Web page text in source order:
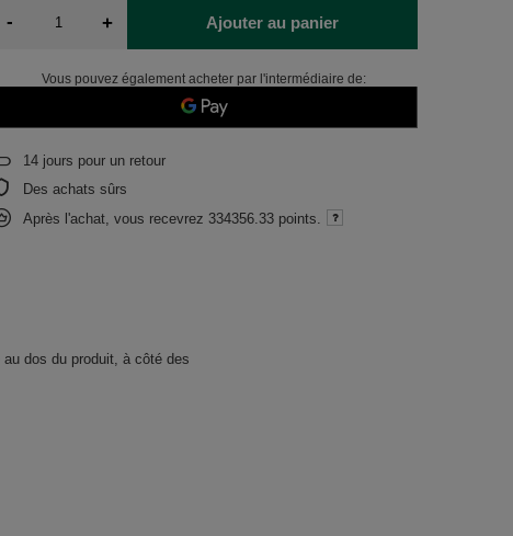
- + Ajouter au panier
Vous pouvez également acheter par l'intermédiaire de:
14 jours pour un retour
Des achats sûrs
Après l'achat, vous recevrez 334356.33 points.
dos du produit, à côté des